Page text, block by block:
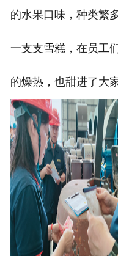
的水果口味，种类繁
一支支雪糕，在员工
的燥热，也甜进了大